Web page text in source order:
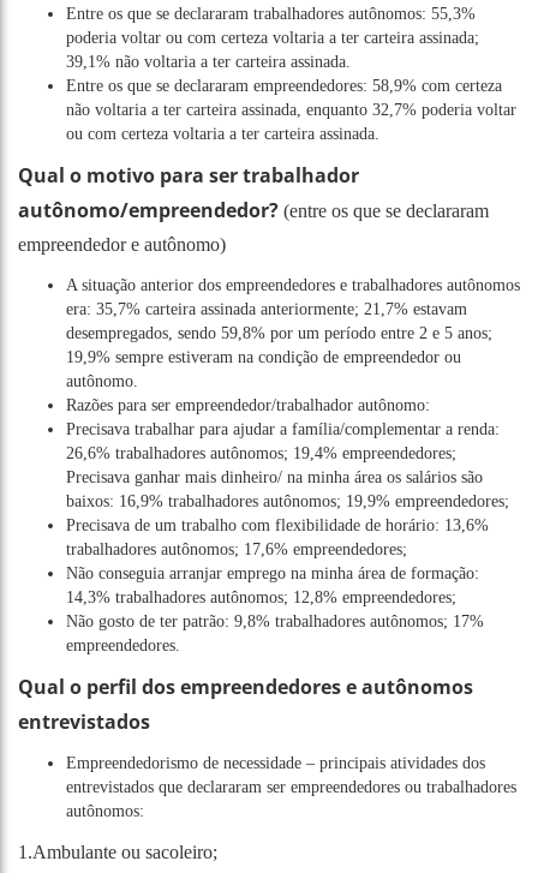
Entre os que se declararam trabalhadores autônomos: 55,3%
poderia voltar ou com certeza voltaria a ter carteira assinada;
39,1% não voltaria a ter carteira assinada.
Entre os que se declararam empreendedores: 58,9% com certeza
não voltaria a ter carteira assinada, enquanto 32,7% poderia voltar
ou com certeza voltaria a ter carteira assinada.
Qual o motivo para ser trabalhador
autônomo/empreendedor? (entre os que se declararam
empreendedor e autônomo)
A situação anterior dos empreendedores e trabalhadores autônomos
era: 35,7% carteira assinada anteriormente; 21,7% estavam
desempregados, sendo 59,8% por um período entre 2 e 5 anos;
19,9% sempre estiveram na condição de empreendedor ou
autônomo.
Razões para ser empreendedor/trabalhador autônomo:
Precisava trabalhar para ajudar a família/complementar a renda:
26,6% trabalhadores autônomos; 19,4% empreendedores;
Precisava ganhar mais dinheiro/ na minha área os salários são
baixos: 16,9% trabalhadores autônomos; 19,9% empreendedores;
Precisava de um trabalho com flexibilidade de horário: 13,6%
trabalhadores autônomos; 17,6% empreendedores;
Não conseguia arranjar emprego na minha área de formação:
14,3% trabalhadores autônomos; 12,8% empreendedores;
Não gosto de ter patrão: 9,8% trabalhadores autônomos; 17%
empreendedores.
Qual o perfil dos empreendedores e autônomos
entrevistados
Empreendedorismo de necessidade – principais atividades dos
entrevistados que declararam ser empreendedores ou trabalhadores
autônomos:
1.Ambulante ou sacoleiro;